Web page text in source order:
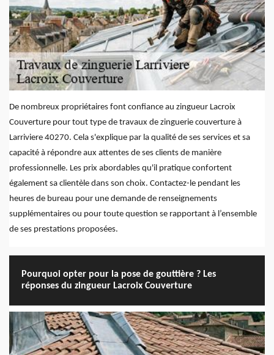
De nombreux propriétaires font confiance au zingueur Lacroix
Couverture pour tout type de travaux de zinguerie couverture à
Larriviere 40270. Cela s'explique par la qualité de ses services et sa
capacité à répondre aux attentes de ses clients de manière
professionnelle. Les prix abordables qu'il pratique confortent
également sa clientèle dans son choix. Contactez-le pendant les
heures de bureau pour une demande de renseignements
supplémentaires ou pour toute question se rapportant à l’ensemble
de ses prestations proposées.
Pourquoi opter pour la pose de gouttière ? Les
réponses du zingueur Lacroix Couverture